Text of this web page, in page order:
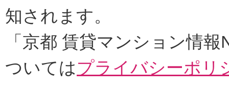
知されます。
「京都 賃貸マンション情
ついてはプライバシーポリ